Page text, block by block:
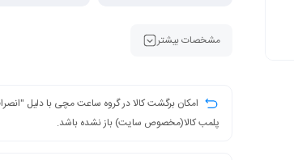
مشخصات بیشتر
امکان برگشت کالا در گروه ساعت مچی با دلیل
پلمب کالا(مخصوص سایت) باز نشده باشد.